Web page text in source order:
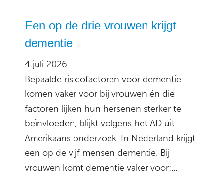
Een op de drie vrouwen krijgt
dementie
4 juli 2026
Bepaalde risicofactoren voor dementie
komen vaker voor bij vrouwen én die
factoren lijken hun hersenen sterker te
beïnvloeden, blijkt volgens het AD uit
Amerikaans onderzoek. In Nederland krijgt
een op de vijf mensen dementie. Bij
vrouwen komt dementie vaker voor:…